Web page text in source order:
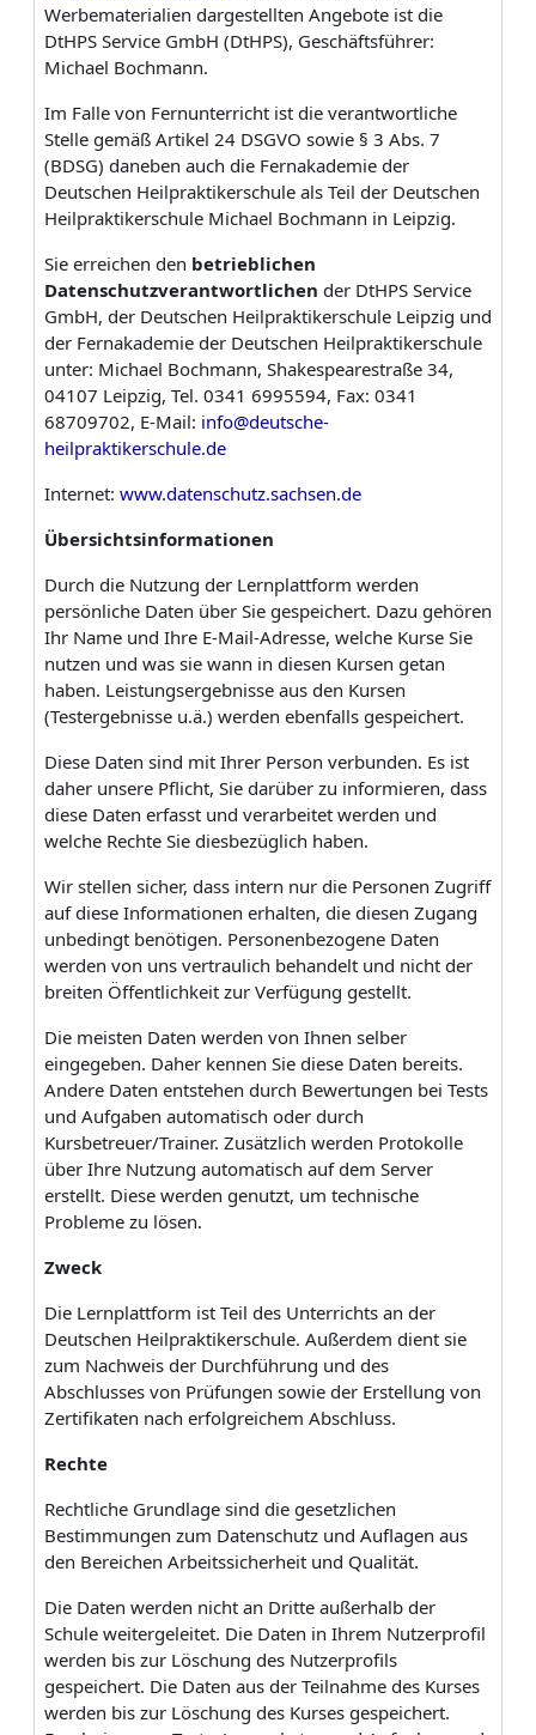
Werbematerialien dargestellten Angebote ist die
DtHPS Service GmbH (DtHPS), Geschäftsführer:
Michael Bochmann.
Im Falle von Fernunterricht ist die verantwortliche
Stelle gemäß Artikel 24 DSGVO sowie § 3 Abs. 7
(BDSG) daneben auch die Fernakademie der
Deutschen Heilpraktikerschule als Teil der Deutschen
Heilpraktikerschule Michael Bochmann in Leipzig.
Sie erreichen den betrieblichen
Datenschutzverantwortlichen der DtHPS Service
GmbH, der Deutschen Heilpraktikerschule Leipzig und
der Fernakademie der Deutschen Heilpraktikerschule
unter: Michael Bochmann, Shakespearestraße 34,
04107 Leipzig, Tel. 0341 6995594, Fax: 0341
68709702, E-Mail: info@deutsche-
heilpraktikerschule.de
Internet: www.datenschutz.sachsen.de
Übersichtsinformationen
Durch die Nutzung der Lernplattform werden
persönliche Daten über Sie gespeichert. Dazu gehören
Ihr Name und Ihre E-Mail-Adresse, welche Kurse Sie
nutzen und was sie wann in diesen Kursen getan
haben. Leistungsergebnisse aus den Kursen
(Testergebnisse u.ä.) werden ebenfalls gespeichert.
Diese Daten sind mit Ihrer Person verbunden. Es ist
daher unsere Pflicht, Sie darüber zu informieren, dass
diese Daten erfasst und verarbeitet werden und
welche Rechte Sie diesbezüglich haben.
Wir stellen sicher, dass intern nur die Personen Zugriff
auf diese Informationen erhalten, die diesen Zugang
unbedingt benötigen. Personenbezogene Daten
werden von uns vertraulich behandelt und nicht der
breiten Öffentlichkeit zur Verfügung gestellt.
Die meisten Daten werden von Ihnen selber
eingegeben. Daher kennen Sie diese Daten bereits.
Andere Daten entstehen durch Bewertungen bei Tests
und Aufgaben automatisch oder durch
Kursbetreuer/Trainer. Zusätzlich werden Protokolle
über Ihre Nutzung automatisch auf dem Server
erstellt. Diese werden genutzt, um technische
Probleme zu lösen.
Zweck
Die Lernplattform ist Teil des Unterrichts an der
Deutschen Heilpraktikerschule. Außerdem dient sie
zum Nachweis der Durchführung und des
Abschlusses von Prüfungen sowie der Erstellung von
Zertifikaten nach erfolgreichem Abschluss.
Rechte
Rechtliche Grundlage sind die gesetzlichen
Bestimmungen zum Datenschutz und Auflagen aus
den Bereichen Arbeitssicherheit und Qualität.
Die Daten werden nicht an Dritte außerhalb der
Schule weitergeleitet. Die Daten in Ihrem Nutzerprofil
werden bis zur Löschung des Nutzerprofils
gespeichert. Die Daten aus der Teilnahme des Kurses
werden bis zur Löschung des Kurses gespeichert.